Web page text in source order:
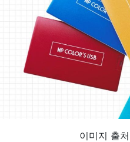
이미지 출